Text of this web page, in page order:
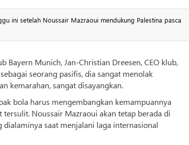
ini setelah Noussair Mazraoui mendukung Palestina pasca
Munich, Jan-Christian Dreesen, CEO klub,
seorang pasifis, dia sangat menolak
kemarahan, sangat disayangkan.
bola harus mengembangkan kemampuannya
Noussair Mazraoui akan tetap berada di
dialaminya saat menjalani laga internasional